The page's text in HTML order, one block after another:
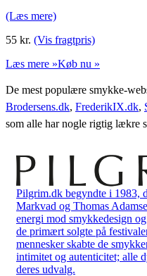
(Læs mere)
55 kr. (Vis fragtpris)
Læs mere »Køb nu »
De mest populære smykke-
Brodersens.dk, FrederikIX.dk,
som alle har nogle rigtig lækre
Pilgrim.dk begyndte i 1983,
Markvad og Thomas
energi mod smykkedesign
de primært solgte på
mennesker skabte de
intimitet og autenticitet; alle
deres udvalg.